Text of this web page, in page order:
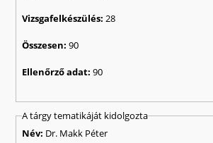
Vizsgafelkészülés:28
Összesen:90
Ellenőrző adat:90
A tárgy tematikáját kidolgozta
Név: Dr. Makk Péter